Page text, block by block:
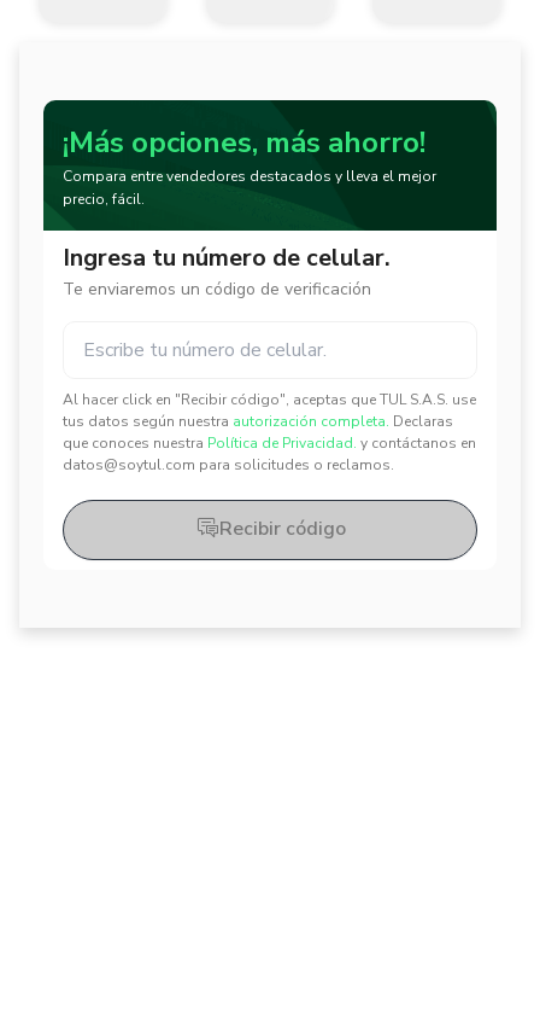
¡Más opciones, más ahorro!
Compara entre vendedores destacados y lleva el mejor
precio, fácil.
Ingresa tu número de celular.
Te enviaremos un código de verificación
Al hacer click en "Recibir código", aceptas que TUL S.A.S. use
tus datos según nuestra autorización completa. Declaras
que conoces nuestra Política de Privacidad. y contáctanos en
datos@soytul.com para solicitudes o reclamos.
Recibir código